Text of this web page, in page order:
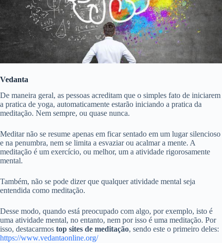
Vedanta
De maneira geral, as pessoas acreditam que o simples fato de iniciarem
a pratica de yoga, automaticamente estarão iniciando a pratica da
meditação. Nem sempre, ou quase nunca.
Meditar não se resume apenas em ficar sentado em um lugar silencioso
e na penumbra, nem se limita a esvaziar ou acalmar a mente. A
meditação é um exercício, ou melhor, um a atividade rigorosamente
mental.
Também, não se pode dizer que qualquer atividade mental seja
entendida como meditação.
Desse modo, quando está preocupado com algo, por exemplo, isto é
uma atividade mental, no entanto, nem por isso é uma meditação. Por
isso, destacarmos top sites de meditação, sendo este o primeiro deles:
https://www.vedantaonline.org/